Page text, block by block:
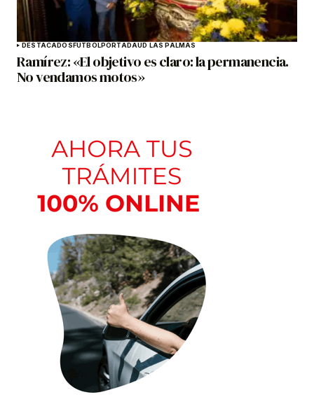
DESTACADOSFÚTBOLPORTADAUD LAS PALMAS
Ramírez: «El objetivo es claro: la permanencia.
No vendamos motos»